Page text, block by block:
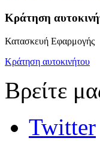
Κράτηση
Κατασκευή Εφαρμογής
Κράτηση αυτοκινήτου
Βρείτε
Twitter